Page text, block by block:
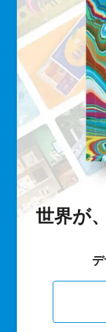
しっかり
要です。
す。採用
かるよう
ビゲート
世界が